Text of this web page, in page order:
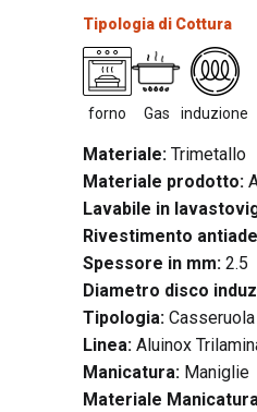
Tipologia di Cottura
forno Gas induzione
Materiale: Trimetallo
Materiale prodotto:
Lavabile in
Rivestimento
Spessore in mm: 2.5
Diametro disco
Tipologia:
Linea: Aluinox
Manicatura: Maniglie
Materiale